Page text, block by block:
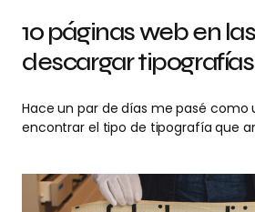
10 páginas web en
descargar
Hace un par de días me pasé como
encontrar el tipo de tipografía que